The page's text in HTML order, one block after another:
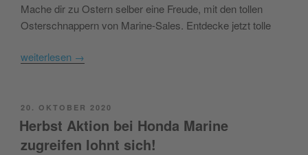
Mache dir zu Ostern selber eine Freude, mit den tollen
Osterschnappern von Marine-Sales. Entdecke jetzt tolle
weiterlesen →
POSTED
ON
20. OKTOBER 2020
Herbst Aktion bei Honda Marine
zugreifen lohnt sich!